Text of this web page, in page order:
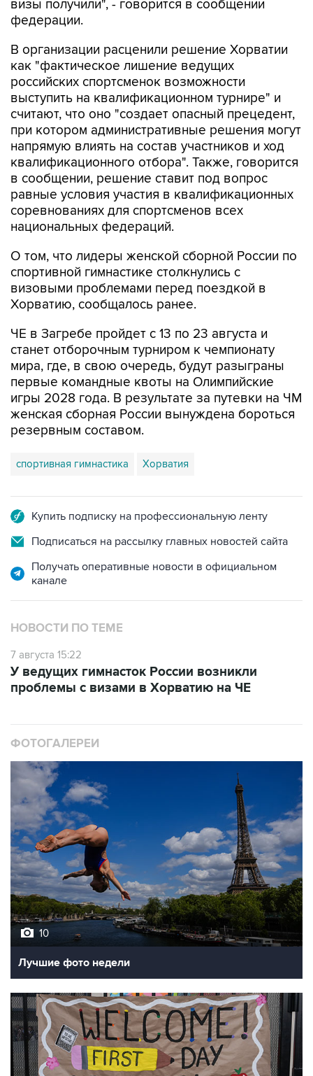
В организации расценили решение Хорватии
российских спортсменок возможности
выступить на квалификационном турнире" и
считают, что оно "создает опасный прецедент,
при котором административные решения могут
напрямую влиять на состав участников и ход
квалификационного отбора". Также, говорится
в сообщении, решение ставит под вопрос
равные условия участия в квалификационных
соревнованиях для спортсменов всех
национальных федераций.
О том, что лидеры женской сборной России по
визовыми проблемами перед поездкой в
Хорватию, сообщалось ранее.
ЧЕ в Загребе пройдет с 13 по 23 августа и
мира, где, в свою очередь, будут разыграны
первые командные квоты на Олимпийские
игры 2028 года. В результате за путевки на ЧМ
женская сборная России вынуждена бороться
резервным составом.
спортивная гимнастика Хорватия
Подписаться на рассылку главных новостей сайта
Получать оперативные новости в официальном
канале
НОВОСТИ ПО ТЕМЕ
7 августа 15:22
проблемы с визами в Хорватию на ЧЕ
10
Лучшие фото недели